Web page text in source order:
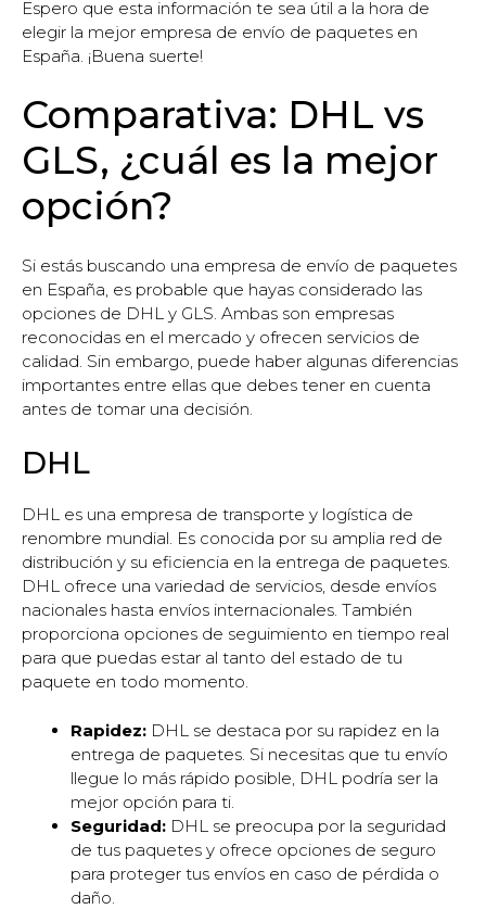
Espero que esta información te sea útil a la hora de
elegir la mejor empresa de envío de paquetes en
España. ¡Buena suerte!
Comparativa: DHL vs
GLS, ¿cuál es la mejor
opción?
Si estás buscando una empresa de envío de paquetes
en España, es probable que hayas considerado las
opciones de DHL y GLS. Ambas son empresas
reconocidas en el mercado y ofrecen servicios de
calidad. Sin embargo, puede haber algunas diferencias
importantes entre ellas que debes tener en cuenta
antes de tomar una decisión.
DHL
DHL es una empresa de transporte y logística de
renombre mundial. Es conocida por su amplia red de
distribución y su eficiencia en la entrega de paquetes.
DHL ofrece una variedad de servicios, desde envíos
nacionales hasta envíos internacionales. También
proporciona opciones de seguimiento en tiempo real
para que puedas estar al tanto del estado de tu
paquete en todo momento.
Rapidez: DHL se destaca por su rapidez en la
entrega de paquetes. Si necesitas que tu envío
llegue lo más rápido posible, DHL podría ser la
mejor opción para ti.
Seguridad: DHL se preocupa por la seguridad
de tus paquetes y ofrece opciones de seguro
para proteger tus envíos en caso de pérdida o
daño.